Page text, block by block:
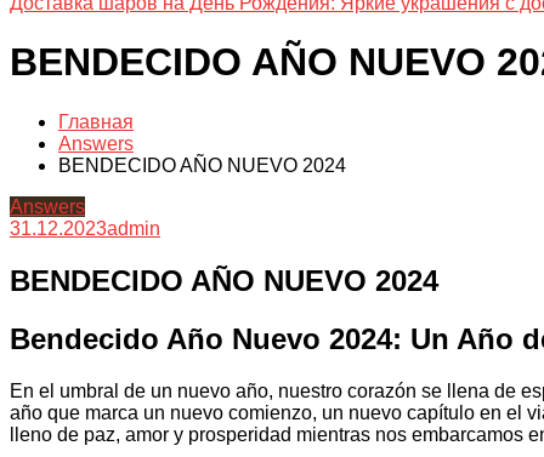
BENDECIDO AÑO NUEVO
Главная
Answers
BENDECIDO AÑO NUEVO 2024
Answers
31.12.2023admin
BENDECIDO AÑO NUEVO 2024
Bendecido Año Nuevo 2024: Un Año
En el umbral de un nuevo año, nuestro corazón se llena de
año que marca un nuevo comienzo, un nuevo capítulo en el
lleno de paz, amor y prosperidad mientras nos embarcamos